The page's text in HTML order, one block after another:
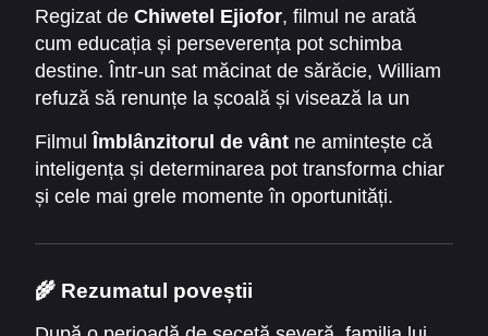
turbină eoliană.
Regizat de Chiwetel Ejiofor, filmul ne arată
cum educația și perseverența pot schimba
destine. Într-un sat măcinat de sărăcie, William
refuză să renunțe la școală și visează la un
manual vechi de fizică, el creează o turbină din
materiale reciclate, aducând speranță
comunității sale.
FilmulÎmblânzitorul de vânt ne amintește că
inteligența și determinarea pot transforma chiar
și cele mai grele momente în oportunități.
🌾 Rezumatul poveștii